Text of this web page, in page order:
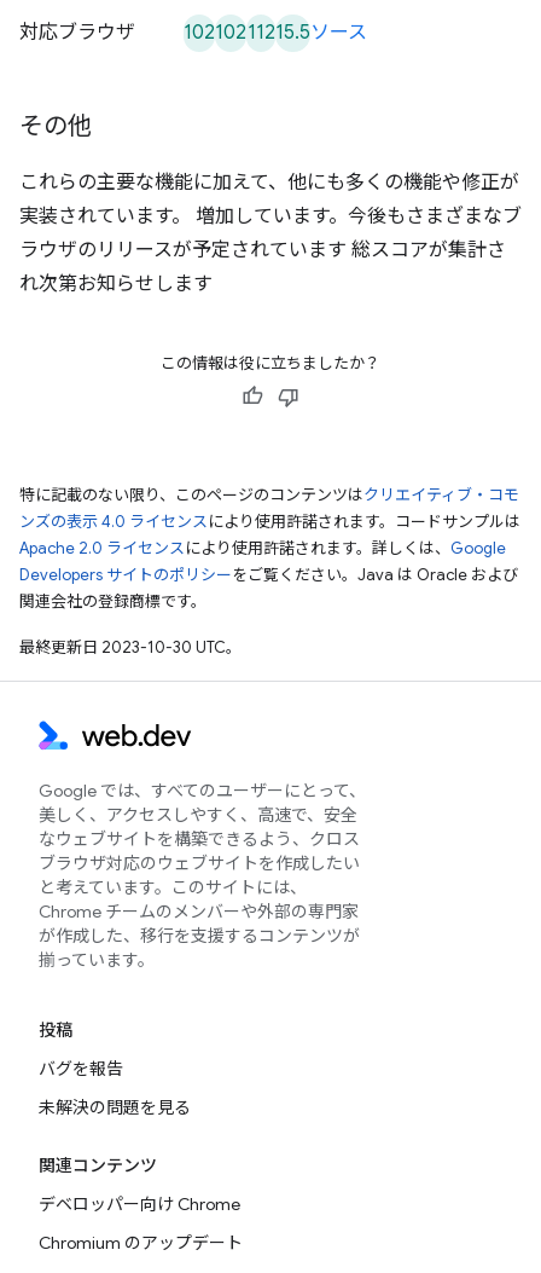
対応ブラウザ 10210211215.5ソース
その他
これらの主要な機能に加えて、他にも多くの機能や修正が
実装されています。 増加しています。今後もさまざまなブ
ラウザのリリースが予定されています 総スコアが集計さ
れ次第お知らせします
この情報は役に立ちましたか？
特に記載のない限り、このページのコンテンツはクリエイティブ・コモ
ンズの表示 4.0 ライセンスにより使用許諾されます。コードサンプルは
Apache 2.0 ライセンスにより使用許諾されます。詳しくは、 Google
Developers サイトのポリシーをご覧ください。Java は Oracle および
関連会社の登録商標です。
最終更新日 2023-10-30 UTC。
Google では、すべてのユーザーにとって、
美しく、アクセスしやすく、高速で、安全
なウェブサイトを構築できるよう、クロス
ブラウザ対応のウェブサイトを作成したい
と考えています。このサイトには、
Chrome チームのメンバーや外部の専門家
が作成した、移行を支援するコンテンツが
揃っています。
投稿
バグを報告
未解決の問題を見る
関連コンテンツ
デベロッパー向け Chrome
Chromium のアップデート